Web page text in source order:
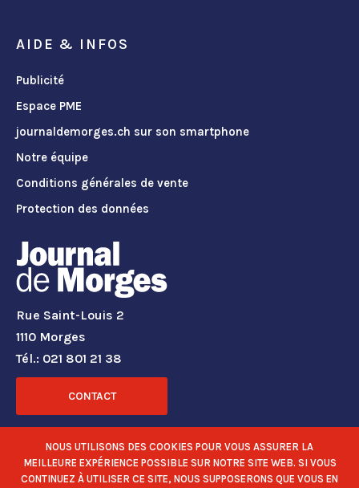
AIDE & INFOS
Publicité
Espace PME
journaldemorges.ch sur son smartphone
Notre équipe
Conditions générales de vente
Protection des données
Rue Saint-Louis 2
1110 Morges
Tél.: 021 801 21 38
CONTACT
RÉSEAUX SOCIAUX
NOUS UTILISONS DES COOKIES POUR VOUS ASSURER LA
MEILLEURE EXPÉRIENCE POSSIBLE SUR NOTRE SITE WEB. SI VOUS
CONTINUEZ À UTILISER CE SITE, NOUS SUPPOSERONS QUE VOUS EN